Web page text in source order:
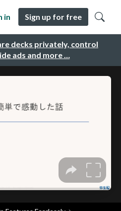
decks privately, control
ads and more …
in Sign up for free